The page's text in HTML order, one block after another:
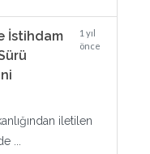
İstihdam
1 yıl
önce
iletilen
...